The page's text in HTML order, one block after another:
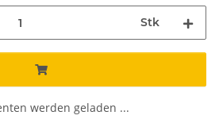
Stk
werden geladen ...